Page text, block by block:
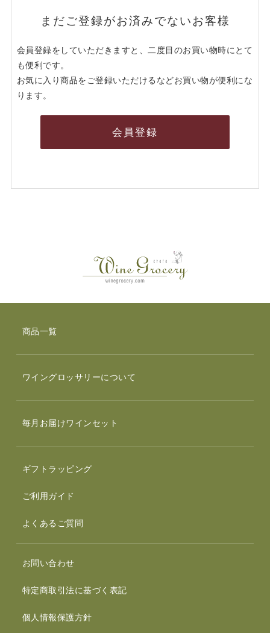
まだご登録がお済みでないお客様
会員登録をしていただきますと、二度目のお買い物時にとて
も便利です。
お気に入り商品をご登録いただけるなどお買い物が便利にな
ります。
会員登録
商品一覧
ワイングロッサリーについて
毎月お届けワインセット
ギフトラッピング
ご利用ガイド
よくあるご質問
お問い合わせ
特定商取引法に基づく表記
個人情報保護方針